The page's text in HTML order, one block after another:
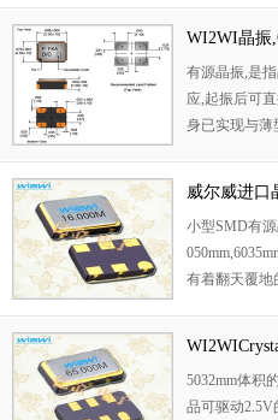
安装和高温
态输出功能,
低抖动,低功
能手机,平板
M等高端数码
WI2WI晶振
000X-
有源晶振,是
应,起振后可
身已实现与薄
铅对应)产品有
V,以应对不同
威尔威进口
26000X-
小型SMD有
有着翻天覆地
安装和高温
态输出功能,
低抖动,低功
0X-
5032mm体积
品可驱动2.5V